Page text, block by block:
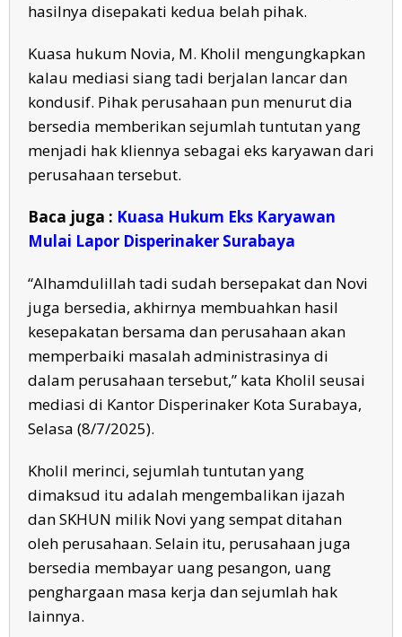
hasilnya disepakati kedua belah pihak.
Kuasa hukum Novia, M. Kholil mengungkapkan
kalau mediasi siang tadi berjalan lancar dan
kondusif. Pihak perusahaan pun menurut dia
bersedia memberikan sejumlah tuntutan yang
menjadi hak kliennya sebagai eks karyawan dari
perusahaan tersebut.
Baca juga : Kuasa Hukum Eks Karyawan
Mulai Lapor Disperinaker Surabaya
“Alhamdulillah tadi sudah bersepakat dan Novi
juga bersedia, akhirnya membuahkan hasil
kesepakatan bersama dan perusahaan akan
memperbaiki masalah administrasinya di
dalam perusahaan tersebut,” kata Kholil seusai
mediasi di Kantor Disperinaker Kota Surabaya,
Selasa (8/7/2025).
Kholil merinci, sejumlah tuntutan yang
dimaksud itu adalah mengembalikan ijazah
dan SKHUN milik Novi yang sempat ditahan
oleh perusahaan. Selain itu, perusahaan juga
bersedia membayar uang pesangon, uang
penghargaan masa kerja dan sejumlah hak
lainnya.